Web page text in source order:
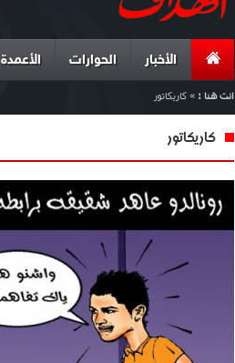
الأخبار الحوارات الأعمدة
انت هنا : » كاريكاتور
كاريكاتور